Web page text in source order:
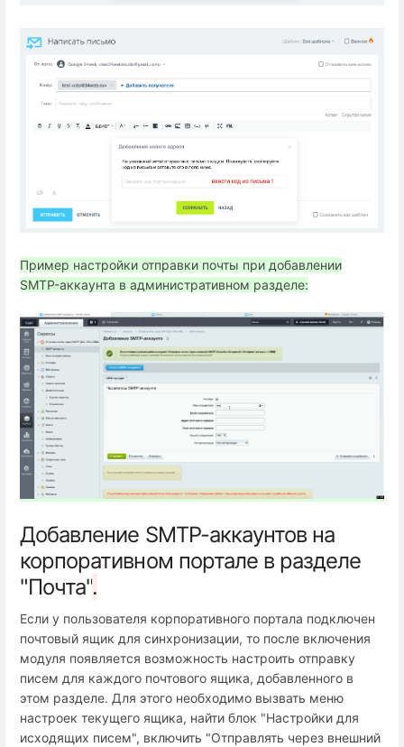
Пример настройки отправки почты при добавлении
SMTP-аккаунта в административном разделе:
Добавление SMTP-аккаунтов на
корпоративном портале в разделе
"Почта".
Если у пользователя корпоративного портала подключен
почтовый ящик для синхронизации, то после включения
модуля появляется возможность настроить отправку
писем для каждого почтового ящика, добавленного в
этом разделе. Для этого необходимо вызвать меню
настроек текущего ящика, найти блок "Настройки для
исходящих писем", включить "Отправлять через внешний